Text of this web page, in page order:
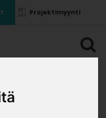
Projektimyynti